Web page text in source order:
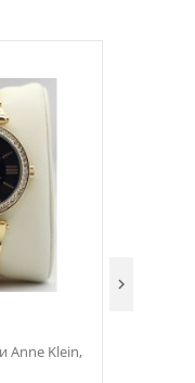
Anne Klein,
